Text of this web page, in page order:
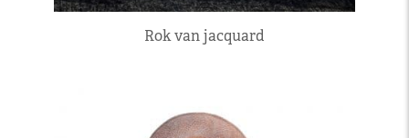
Rok van jacquard